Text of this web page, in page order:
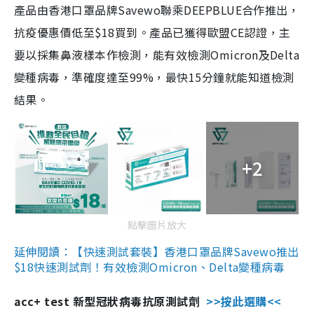
產品由香港口罩品牌Savewo聯乘DEEPBLUE合作推出，
抗疫優惠價低至$18買到。產品已獲得歐盟CE認證，主
要以採集鼻液樣本作檢測，能有效檢測Omicron及Delta
變種病毒，準確度達至99%，最快15分鐘就能知道檢測
結果。
+2
點擊圖片放大
延伸閱讀：【快速測試套裝】香港口罩品牌Savewo推出
$18快速測試劑！有效檢測Omicron、Delta變種病毒
acc+ test 新型冠狀病毒抗原測試劑 >>按此選購<<